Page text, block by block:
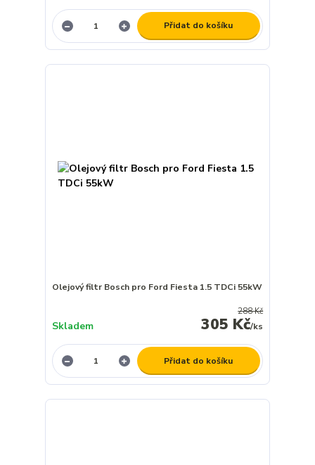
Přidat do košíku
Olejový filtr Bosch pro Ford Fiesta 1.5 TDCi 55kW
288 Kč
305 Kč/ks
Skladem
Přidat do košíku